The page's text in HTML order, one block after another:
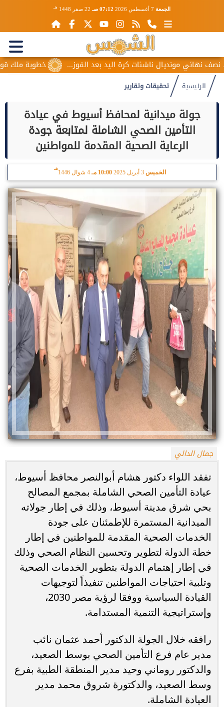
الجمعة 07:12 صـ 22 صفر 1448 هـ
خطوبة ملك قورة مونديال ناشئات كرة اليد بعد الفوز...
الرئيسية تحقيقات وتقارير
جولة ميدانية لمحافظ أسيوط في عيادة
التأمين الصحي الشاملة لمتابعة جودة
الرعاية الصحية المقدمة للمواطنين
الخميس 10:00 مـ 4 شوال 1446
هـ
جمال الدالي
تفقد اللواء دكتور هشام أبوالنصر محافظ أسيوط،
عيادة التأمين الصحي الشاملة بمجمع المصالح
بحي شرق مدينة أسيوط، وذلك في إطار جولاته
الميدانية المستمرة للإطمئنان على جودة
الخدمات الصحية المقدمة للمواطنين في إطار
خطة الدولة لتطوير وتحسين النظام الصحي وذلك
في إطار إهتمام الدولة بتطوير الخدمات الصحية
وتلبية احتياجات المواطنين تنفيذاً لتوجيهات
القيادة السياسية ووفقا لرؤية مصر 2030،
وإستراتيجية التنمية المستدامة.
رافقه خلال الجولة الدكتور أحمد عثمان نائب
مدير عام فرع التأمين الصحي بوسط الصعيد،
والدكتور روماني وحيد مدير المنطقة الطبية بفرع
وسط الصعيد، والدكتورة شروق محمد مدير
العيادة الشاملة.